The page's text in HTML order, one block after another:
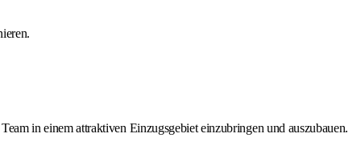
in einem attraktiven Einzugsgebiet einzubringen und auszubauen.